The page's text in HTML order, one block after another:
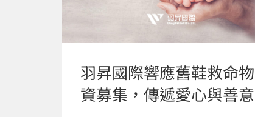
羽昇國際響應舊鞋救命物
資募集，傳遞愛心與善意